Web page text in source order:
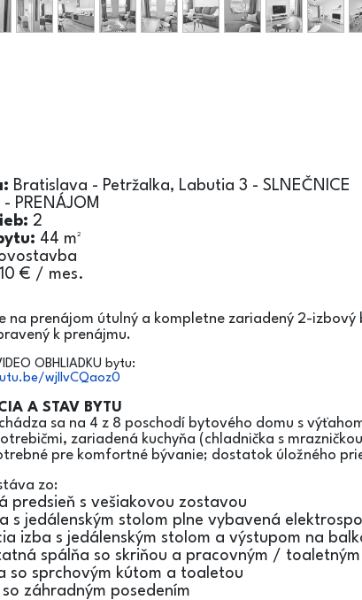
Bratislava - Petržalka, Labutia 3 - SLNEČNICE
- PRENÁJOM
2
44 m²
€ / mes.
na prenájom útulný a kompletne zariadený 2-
k prenájmu.
OBHLIADKU bytu:
wjllvCQaoz0
A STAV BYTU
sa na 4 z 8 poschodí bytového domu s
zariadená kuchyňa (chladnička s
pre komfortné bývanie; dostatok úložného
zo:
predsieň s vešiakovou zostavou
s jedálenským stolom plne vybavená
izba s jedálenským stolom a výstupom na
spálňa so skriňou a pracovným /
so sprchovým kútom a toaletou
záhradným posedením